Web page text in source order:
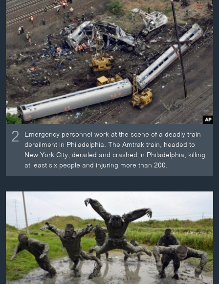
2 Emergency personnel work at the scene of a deadly train
derailment in Philadelphia. The Amtrak train, headed to
New York City, derailed and crashed in Philadelphia, killing
at least six people and injuring more than 200.